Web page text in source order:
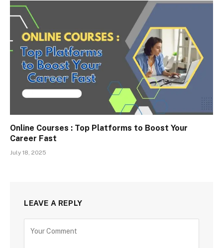
Online Courses : Top Platforms to Boost Your
Career Fast
July 18, 2025
LEAVE A REPLY